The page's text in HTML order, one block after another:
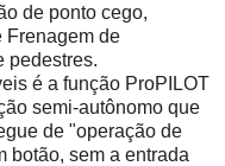
de ponto cego,
Frenagem de
pedestres.
​​é a função ProPILOT
semi-autônomo que
de "operação de
botão, sem a entrada